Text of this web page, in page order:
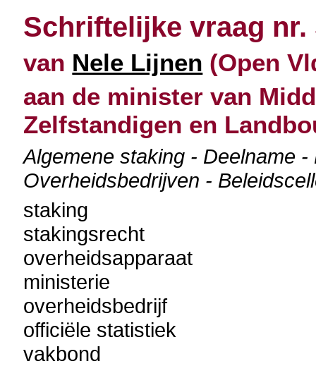
Schriftelijke vraag nr.
van Nele Lijnen (Open
aan de minister van
Zelfstandigen en
Algemene staking - Deelname
Overheidsbedrijven -
staking
stakingsrecht
overheidsapparaat
ministerie
overheidsbedrijf
officiële statistiek
vakbond